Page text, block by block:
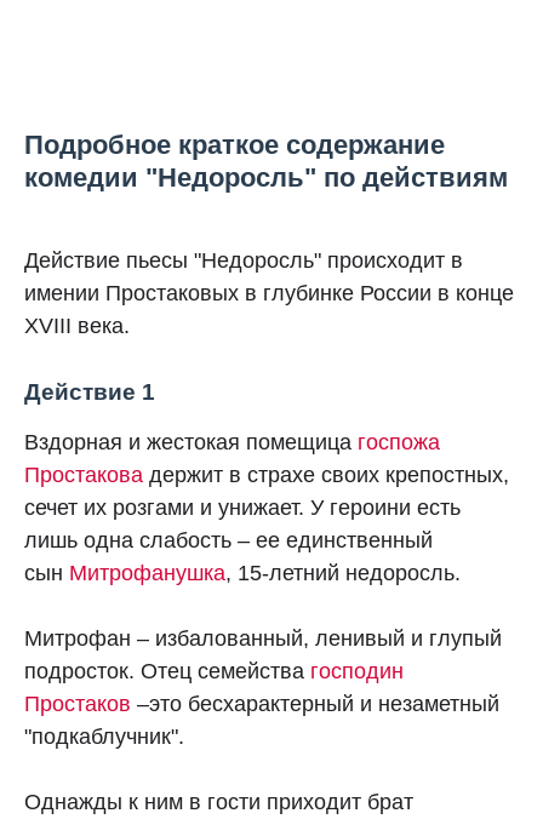
Подробное краткое содержание
комедии "Недоросль" по действиям
Действие пьесы "Недоросль" происходит в
имении Простаковых в глубинке России в конце
XVIII века.
Действие 1
Вздорная и жестокая помещица госпожа
Простакова держит в страхе своих крепостных,
сечет их розгами и унижает. У героини есть
лишь одна слабость – ее единственный
сын Митрофанушка, 15-летний недоросль.
Митрофан – избалованный, ленивый и глупый
подросток. Отец семейства господин
Простаков –это бесхарактерный и незаметный
"подкаблучник".
Однажды к ним в гости приходит брат